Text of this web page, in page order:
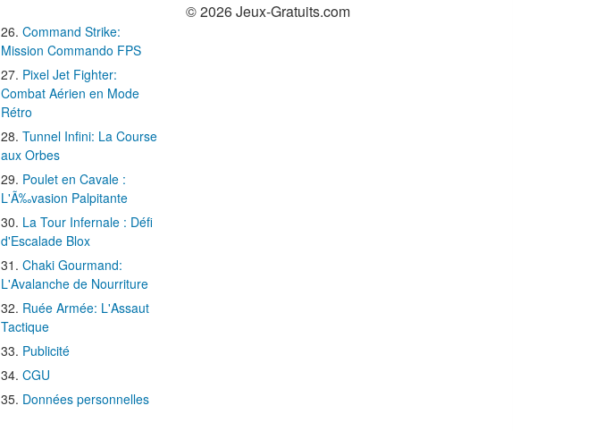
Command Strike:
Mission Commando FPS
Pixel Jet Fighter:
Combat Aérien en Mode
Rétro
Tunnel Infini: La Course
aux Orbes
Poulet en Cavale :
L'Ã‰vasion Palpitante
La Tour Infernale : Défi
d'Escalade Blox
Chaki Gourmand:
L'Avalanche de Nourriture
Ruée Armée: L'Assaut
Tactique
Publicité
CGU
Données personnelles
© 2026 Jeux-Gratuits.com